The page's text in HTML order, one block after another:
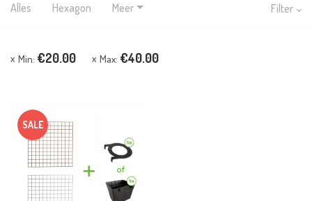
Alles Hexagon Meer Filter
Min: €20.00 Max: €40.00
SALE